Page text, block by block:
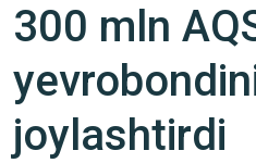
300 mln
joylashtirdi